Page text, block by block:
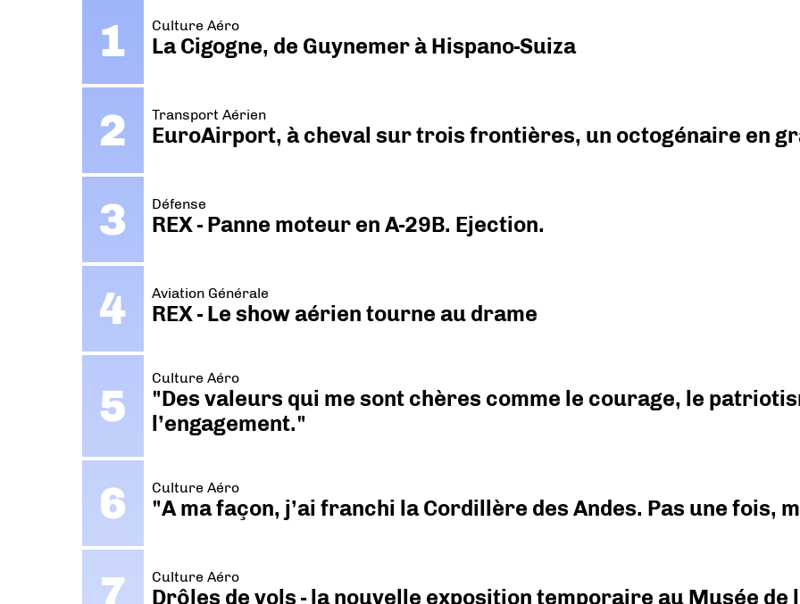
Culture Aéro
La Cigogne, de Guynemer à Hispano-Suiza
Transport Aérien
EuroAirport, à cheval sur trois frontières, un octogénaire en
Défense
REX - Panne moteur en A-29B. Ejection.
Aviation Générale
REX - Le show aérien tourne au drame
Culture Aéro
"Des valeurs qui me sont chères comme le courage, le
l’engagement."
Culture Aéro
"A ma façon, j’ai franchi la Cordillère des Andes. Pas une fois,
Culture Aéro
Drôles de vols - la nouvelle exposition temporaire au Musée de